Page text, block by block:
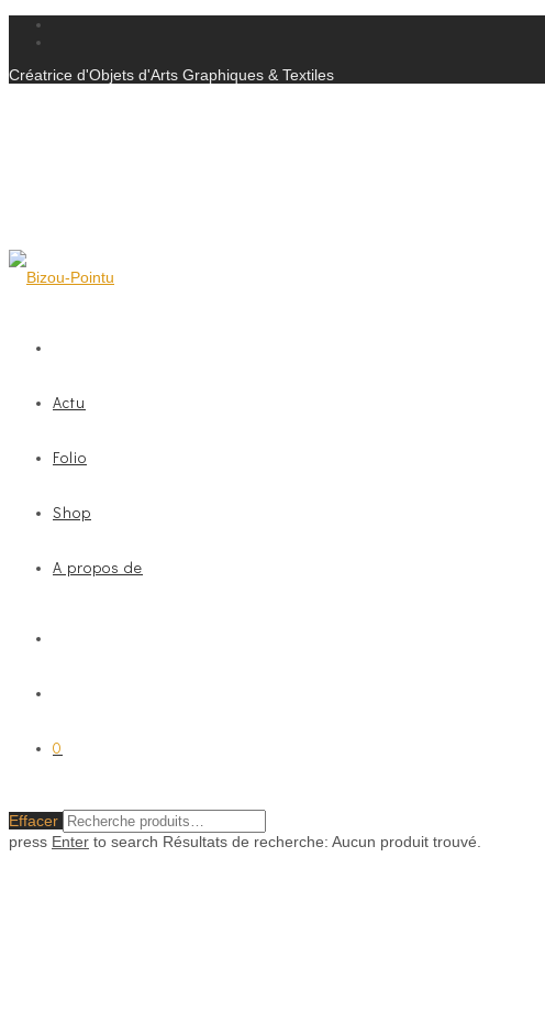
Créatrice d'Objets d'Arts Graphiques & Textiles
Actu
Folio
Shop
A propos de
0
Effacer
press Enter to search Résultats de recherche: Aucun produit trouvé.